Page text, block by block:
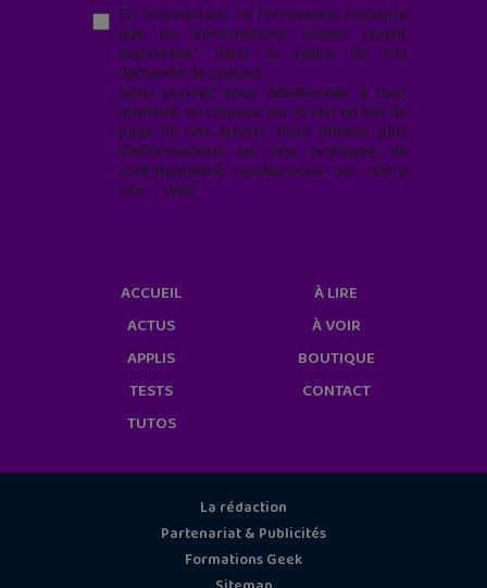
En soumettant ce formulaire, j’accepte
que les informations saisies soient
exploitées* dans le cadre de ma
demande de contact.
Vous pouvez vous désabonner à tout
moment en cliquant sur le lien en bas de
page de nos emails. Pour obtenir plus
d'informations sur nos pratiques de
confidentialité, rendez-vous sur notre
site web
ACCUEIL
ACTUS
APPLIS
TESTS
TUTOS
À LIRE
À VOIR
BOUTIQUE
CONTACT
La rédaction
Partenariat & Publicités
Formations Geek